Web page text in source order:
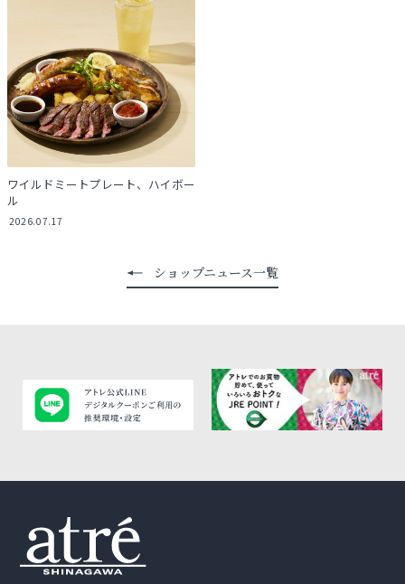
ワイルドミートプレート、ハイボー
ル
2026.07.17
ショップニュース一覧